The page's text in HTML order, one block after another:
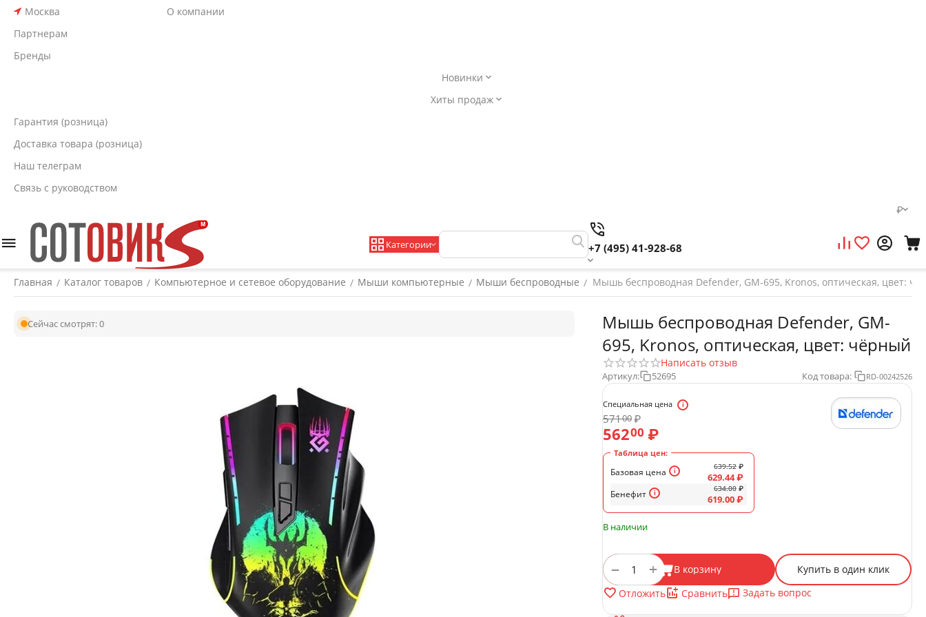
Москва
О компании
Партнерам
Бренды
Новинки
Хиты продаж
Гарантия (розница)
Доставка товара (розница)
Наш телеграм
Связь с руководством
₽
Категории +7 (495) 41-928-68
Главная / Каталог товаров / Компьютерное и сетевое оборудование / Мыши компьютерные / Мыши беспроводные / Мышь беспроводная Defender, GM-695, Kronos, оптическая, цвет:
Сейчас смотрят:0
Мышь беспроводная Defender, GM-
695, Kronos, оптическая, цвет: чёрный
Написать отзыв
Артикул: 52695 Код товара: RD-00242526
Специальная цена
57100₽
56200 ₽
Таблица цен:
Базовая цена
Бенефит
639.52 ₽
629.44₽
634.00 ₽
619.00₽
В наличии
+
− В корзину
Купить в один клик
Отложить
Сравнить Задать вопрос